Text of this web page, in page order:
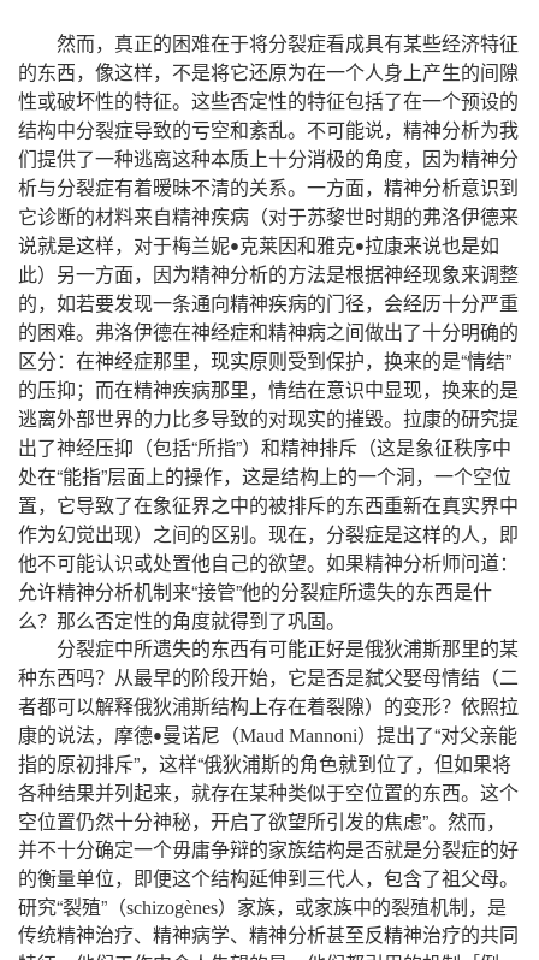
然而，
真正的困难在于将分裂症看成具有某些经济特征
的东西， 像这样，
不是将它还原为在一个人身上产生的间隙
性或破坏性的特征。 这些否定性的特征包括了在一个预设的
结构中分裂症导致的亏空和紊乱。 不可能说， 精神分析为我
们提供了一种逃离这种本质上十分消极的角度，
因为精神分
析与分裂症有着暧昧不清的关系。 一方面， 精神分析意识到
它诊断的材料来自精神疾病
（对于苏黎世时期的弗洛伊德来
说就是这样， 对于梅兰妮•克莱因和雅克•拉康来说也是如
此） 另一方面，
因为精神分析的方法是根据神经现象来调整
的， 如若要发现一条通向精神疾病的门径，
会经历十分严重
的困难。
弗洛伊德在神经症和精神病之间做出了十分明确的
区分 ： 在神经症那里， 现实原则受到保护， 换来的是“情结”
的压抑 ； 而在精神疾病那里， 情结在意识中显现， 换来的是
逃离外部世界的力比多导致的对现实的摧毁。 拉康的研究提
出了神经压抑（包括“所指”）和精神排斥（这是象征秩序中
处在“能指”层面上的操作， 这是结构上的一个洞 ， 一个空位
置，
它导致了在象征界之中的被排斥的东西重新在真实界中
作为幻觉出现）之间的区别 。 现在， 分裂症是这样的人 ，
即
他不可能认识或处置他自己的欲望。 如果精神分析师问道：
允许精神分析机制来“接管”他的分裂症所遗失的东西是什
么？ 那么否定性的角度就得到了巩固。
分裂症中所遗失的东西有可能正好是俄狄浦斯那里的某
种东西吗？ 从最早的阶段开始，
它是否是弑父娶母情结（二
者都可以解释俄狄浦斯结构上存在着裂隙）的变形？ 依照拉
康的说法， 摩德•曼诺尼（Maud Mannoni）提出了“对父亲能
指的原初排斥”， 这样“俄狄浦斯的角色就到位了 ， 但如果将
各种结果并列起来， 就存在某种类似于空位置的东西。 这个
空位置仍然十分神秘， 开启了欲望所引发的焦虑”。 然而，
并不十分确定一个毋庸争辩的家族结构是否就是分裂症的好
的衡量单位， 即便这个结构延伸到三代人 ， 包含了祖父母。
研究“裂殖” （schizogènes）家族， 或家族中的裂殖机制 ，
是
传统精神治疗、精神病学、精神分析甚至反精神治疗的共同